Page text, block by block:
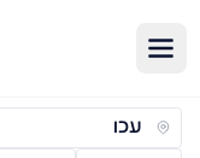
דירות למכירה